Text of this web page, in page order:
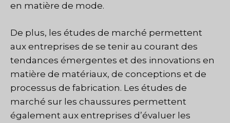
en matière de mode.
De plus, les études de marché permettent
aux entreprises de se tenir au courant des
tendances émergentes et des innovations en
matière de matériaux, de conceptions et de
processus de fabrication. Les études de
marché sur les chaussures permettent
également aux entreprises d’évaluer les